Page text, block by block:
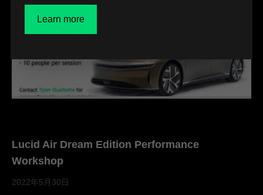
Lucid Air Dream Edition Performance
Workshop
2022年5月30日
Learn more